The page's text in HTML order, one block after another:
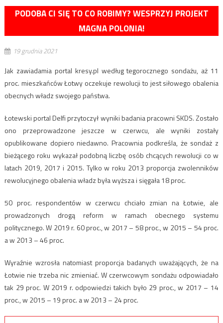
PODOBA CI SIĘ TO CO ROBIMY? WESPRZYJ PROJEKT
MAGNA POLONIA!
19 grudnia 2021
Jak zawiadamia portal kresy.pl według tegorocznego sondażu, aż 11
proc. mieszkańców Łotwy oczekuje rewolucji to jest siłowego obalenia
obecnych władz swojego państwa.
Łotewski portal Delfi przytoczył wyniki badania pracowni SKDS. Zostało
ono przeprowadzone jeszcze w czerwcu, ale wyniki zostały
opublikowane dopiero niedawno. Pracownia podkreśla, że sondaż z
bieżącego roku wykazał podobną liczbę osób chcących rewolucji co w
latach 2019, 2017 i 2015. Tylko w roku 2013 proporcja zwolenników
rewolucyjnego obalenia władz była wyższa i sięgała 18 proc.
50 proc. respondentów w czerwcu chciało zmian na Łotwie, ale
prowadzonych drogą reform w ramach obecnego systemu
politycznego. W 2019 r. 60 proc., w 2017 – 58 proc., w 2015 – 54 proc.
a w 2013 – 46 proc.
Wyraźnie wzrosła natomiast proporcja badanych uważających, że na
Łotwie nie trzeba nic zmieniać. W czerwcowym sondażu odpowiadało
tak 29 proc. W 2019 r. odpowiedzi takich było 29 proc., w 2017 – 14
proc., w 2015 – 19 proc. a w 2013 – 24 proc.